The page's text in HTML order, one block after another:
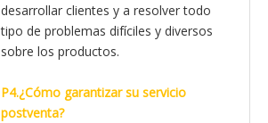
desarrollar clientes y a resolver todo
tipo de problemas difíciles y diversos
sobre los productos.
P4.¿Cómo garantizar su servicio
postventa?